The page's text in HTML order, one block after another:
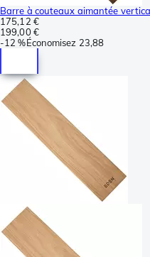
Barre à couteaux aimantée
175,12 €
199,00 €
-12 %Économisez 23,88